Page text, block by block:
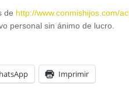
de http://www.conmishijos.com/
personal sin ánimo de lucro.
Imprimir